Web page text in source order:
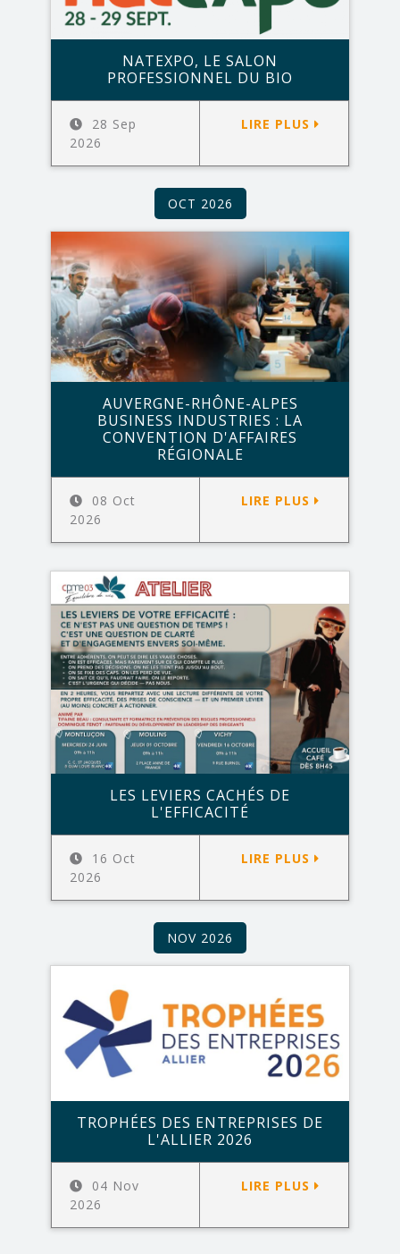
NATEXPO, LE SALON
PROFESSIONNEL DU BIO
28 Sep
2026
LIRE PLUS
OCT 2026
AUVERGNE-RHÔNE-ALPES
BUSINESS INDUSTRIES : LA
CONVENTION D'AFFAIRES
RÉGIONALE
08 Oct
2026
LIRE PLUS
LES LEVIERS CACHÉS DE
L'EFFICACITÉ
16 Oct
2026
LIRE PLUS
NOV 2026
TROPHÉES DES ENTREPRISES DE
L'ALLIER 2026
04 Nov
2026
LIRE PLUS